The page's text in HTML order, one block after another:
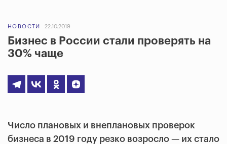
НОВОСТИ 22.10.2019
Бизнес в России стали проверять на
30% чаще
Число плановых и внеплановых проверок
бизнеса в 2019 году резко возросло — их стало